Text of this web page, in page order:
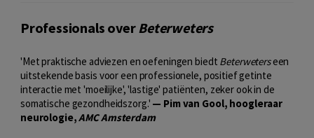
Professionals overBeterweters
'Met praktische adviezen en oefeningen biedt Beterweterseen
uitstekende basis voor een professionele, positief getinte
interactie met 'moeilijke', 'lastige' patiënten, zeker ook in de
somatische gezondheidszorg.' — Pim van Gool, hoogleraar
neurologie,AMC Amsterdam